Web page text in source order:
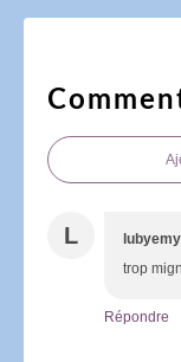
L
trop
Répondre